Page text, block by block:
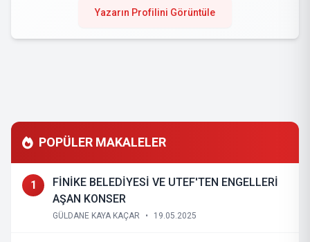
Yazarın Profilini Görüntüle
POPÜLER MAKALELER
1
FİNİKE BELEDİYESİ VE UTEF'TEN ENGELLERİ
AŞAN KONSER
GÜLDANE KAYA KAÇAR • 19.05.2025